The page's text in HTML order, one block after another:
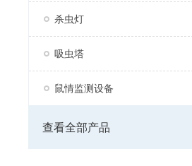
杀虫灯
吸虫塔
鼠情监测设备
查看全部产品